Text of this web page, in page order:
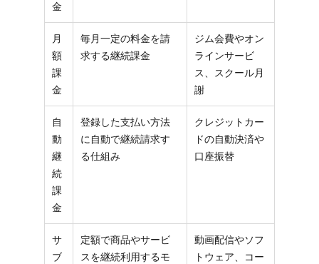
金
月
額
課
金
毎月一定の料金を請
求する継続課金
ジム会費やオン
ラインサービ
ス、スクール月
謝
自
動
継
続
課
金
登録した支払い方法
に自動で継続請求す
る仕組み
クレジットカー
ドの自動決済や
口座振替
サ
ブ
定額で商品やサービ
スを継続利用するモ
動画配信やソフ
トウェア、コー